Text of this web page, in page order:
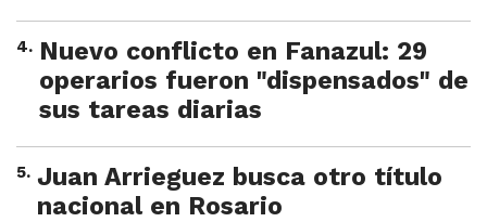
4. Nuevo conflicto en Fanazul: 29
operarios fueron "dispensados" de
sus tareas diarias
5. Juan Arrieguez busca otro título
nacional en Rosario